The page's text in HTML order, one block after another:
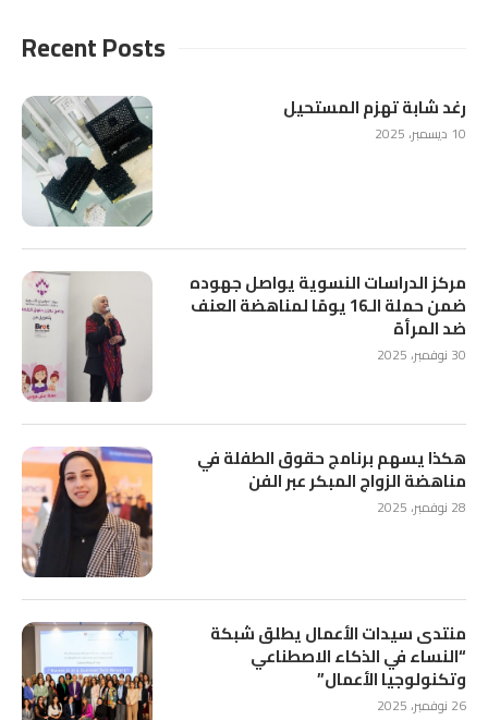
Recent Posts
رغد شابة تهزم المستحيل
10 ديسمبر، 2025
مركز الدراسات النسوية يواصل جهوده
ضمن حملة الـ16 يومًا لمناهضة العنف
ضد المرأة
30 نوفمبر، 2025
هكذا يسهم برنامج حقوق الطفلة في
مناهضة الزواج المبكر عبر الفن
28 نوفمبر، 2025
منتدى سيدات الأعمال يطلق شبكة
“النساء في الذكاء الاصطناعي
وتكنولوجيا الأعمال”
26 نوفمبر، 2025